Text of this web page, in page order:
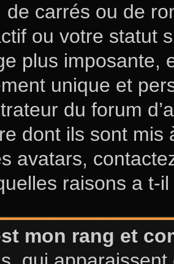
de carrés ou de
ou votre statut
plus imposante,
unique et
du forum
dont ils sont mis
avatars,
raisons a t-
mon rang et